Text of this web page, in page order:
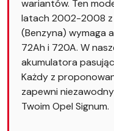
wariantów. Ten
latach 2002-2008 z
(Benzyna) wymaga
72Ah i 720A. W
akumulatora
Każdy z
zapewni
Twoim Opel Signum.